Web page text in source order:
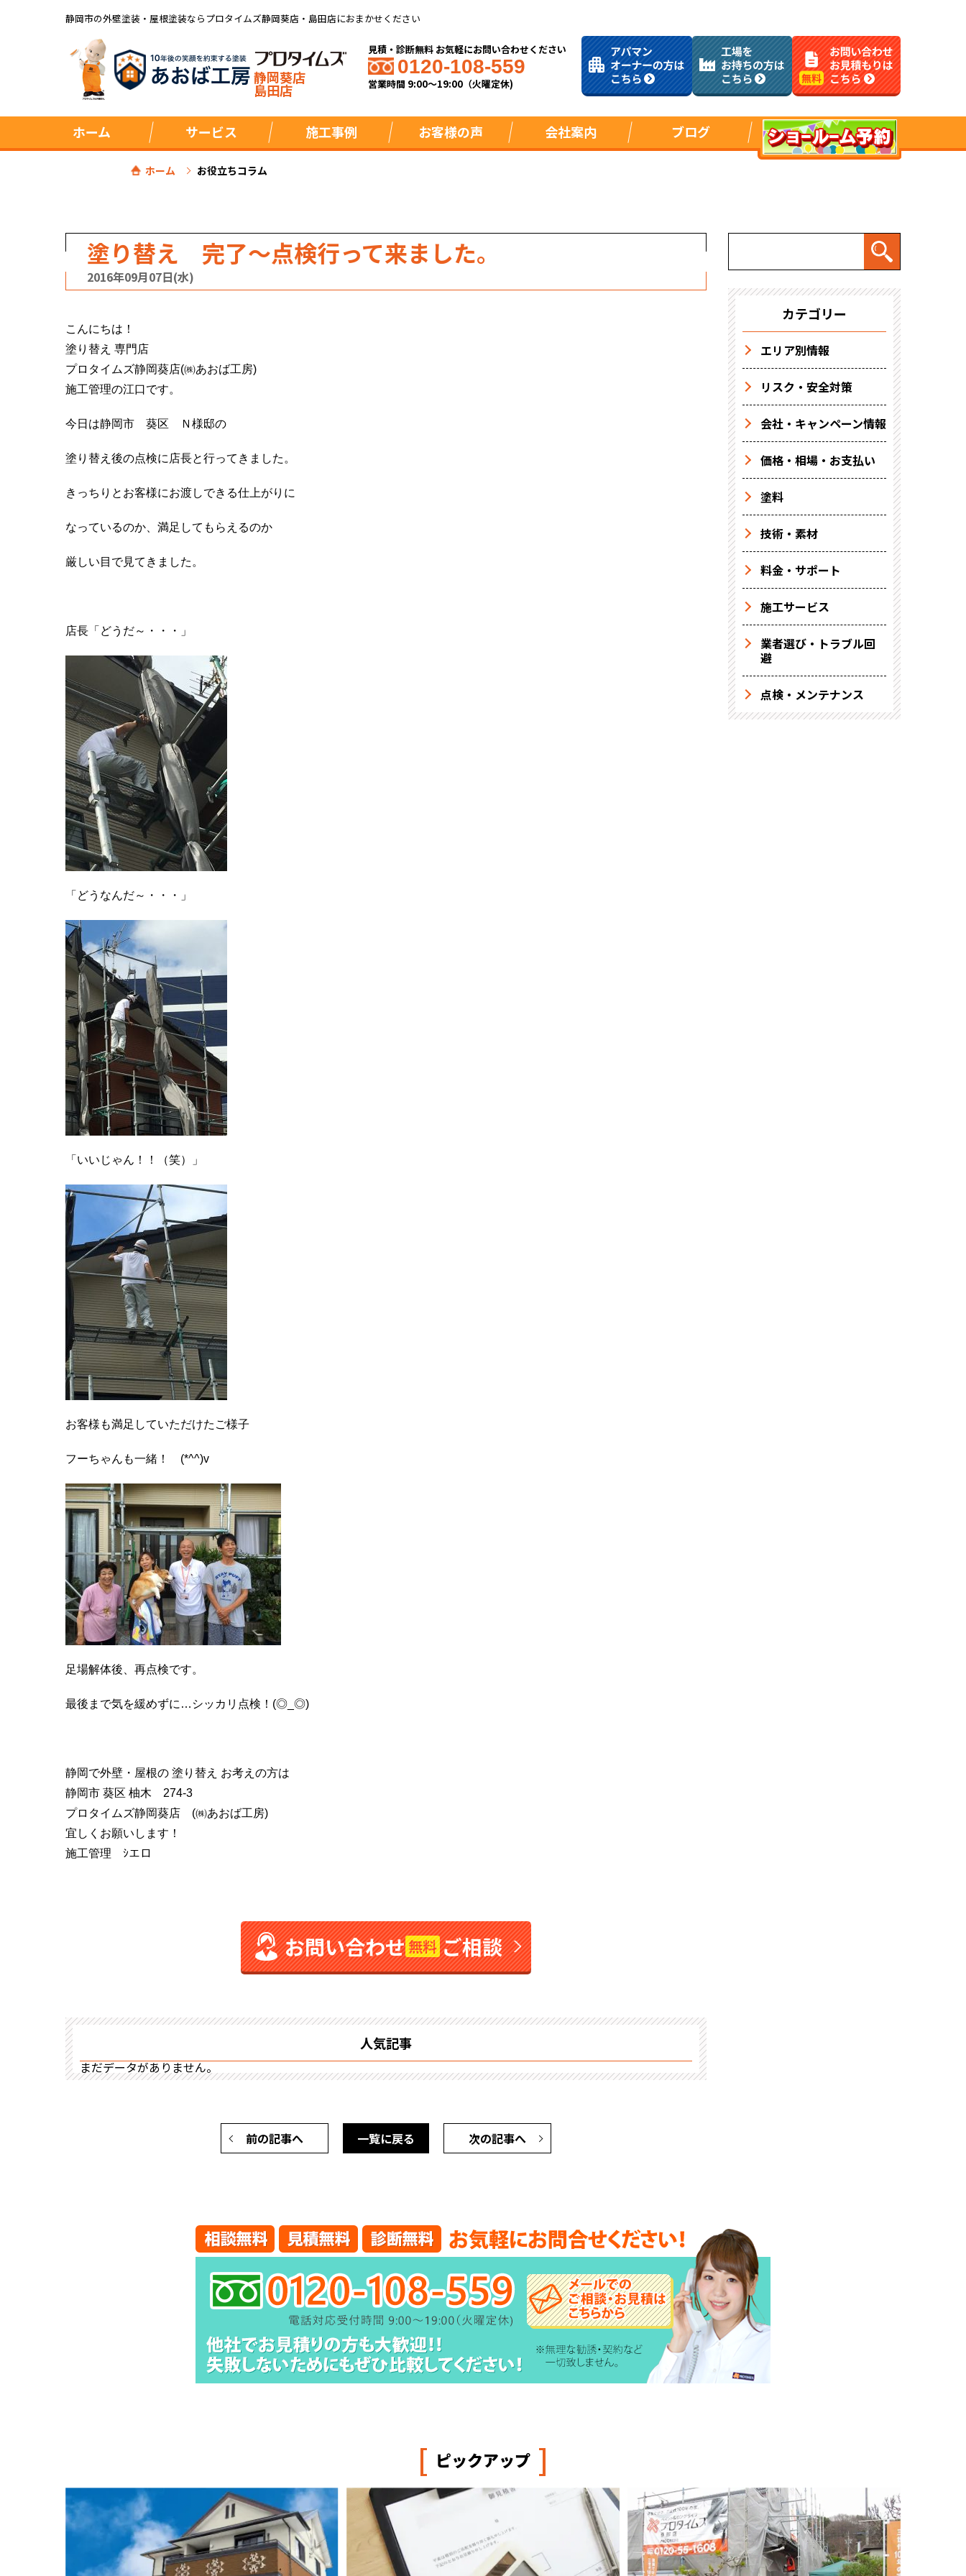
静岡市の外壁塗装・屋根塗装ならプロタイムズ静岡葵店・島田店におまかせください
静岡葵店
島田店
見積・診断無料 お気軽にお問い合わせください
0120-108-559
営業時間 9:00～19:00（火曜定休)
ホーム サービス 施工事例 お客様の声 会社案内 ブログ
ホーム お役立ちコラム
塗り替え 完了～点検行って来ました。
2016年09月07日(水)
こんにちは！
塗り替え 専門店
プロタイムズ静岡葵店(㈱あおば工房)
施工管理の江口です。
今日は静岡市 葵区 Ｎ様邸の
塗り替え後の点検に店長と行ってきました。
きっちりとお客様にお渡しできる仕上がりに
なっているのか、満足してもらえるのか
厳しい目で見てきました。
店長「どうだ～・・・」
「どうなんだ～・・・」
「いいじゃん！！（笑）」
お客様も満足していただけたご様子
フーちゃんも一緒！ (*^^)v
足場解体後、再点検です。
最後まで気を緩めずに…シッカリ点検！(◎_◎)
静岡で外壁・屋根の 塗り替え お考えの方は
静岡市 葵区 柚木 274-3
プロタイムズ静岡葵店 (㈱あおば工房)
宜しくお願いします！
施工管理 ｼエロ
お問い合わせ無料 ご相談
人気記事
まだデータがありません。
前の記事へ 次の記事へ
一覧に戻る
カテゴリー
エリア別情報
リスク・安全対策
会社・キャンペーン情報
価格・相場・お支払い
塗料
技術・素材
料金・サポート
施工サービス
業者選び・トラブル回
避
点検・メンテナンス
[ ピックアップ ]